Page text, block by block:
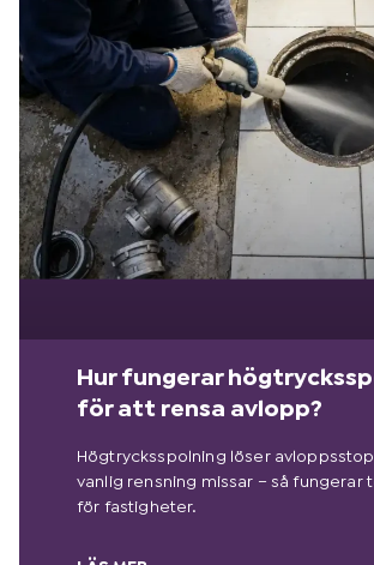
Hur fungerar
för att rensa avlopp?
Högtrycksspolning löser
vanlig rensning missar – så fungerar
för fastigheter.